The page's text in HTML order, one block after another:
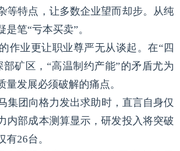
等特点，让多数企业望而却步。从纯
笔“亏本买卖”。
作业更让职业尊严无从谈起。在“四
矿区，“高温制约产能”的矛盾尤为
量发展必须破解的痛点。
集团向格力发出求助时，直言自身仅
内部成本测算显示，研发投入将突破
26台。